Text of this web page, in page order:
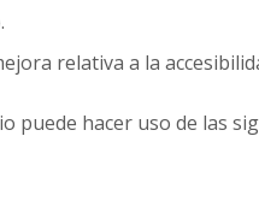
relativa a la
puede hacer uso de las